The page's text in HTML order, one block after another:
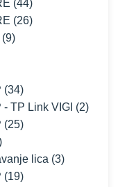
(44)
(26)
(9)
(34)
- TP Link VIGI (2)
(25)
lica (3)
(19)